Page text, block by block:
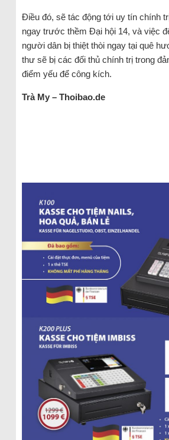
Điều đó, sẽ tác động tới uy tín chính
ngay trước thềm Đại hội 14, và việc
người dân bị thiệt thòi ngay tại quê
thư sẽ bị các đối thủ chính trị trong
điểm yếu để công kích.
Trà My – Thoibao.de